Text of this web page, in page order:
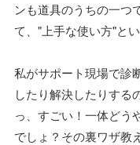
ンも道具のうちの一つ
て、"上手な使い方"と
私がサポート現場で診
したり解決したりする
っ、すごい！一体どう
でしょ？その裏ワザ教